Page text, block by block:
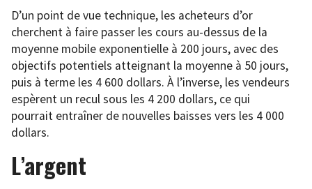
D’un point de vue technique, les acheteurs d’or
cherchent à faire passer les cours au-dessus de la
moyenne mobile exponentielle à 200 jours, avec des
objectifs potentiels atteignant la moyenne à 50 jours,
puis à terme les 4 600 dollars. À l’inverse, les vendeurs
espèrent un recul sous les 4 200 dollars, ce qui
pourrait entraîner de nouvelles baisses vers les 4 000
dollars.
L’argent